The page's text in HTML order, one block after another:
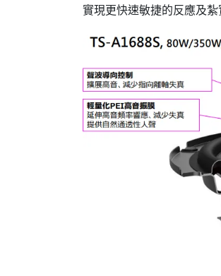
實現更快速敏捷的反應及紮